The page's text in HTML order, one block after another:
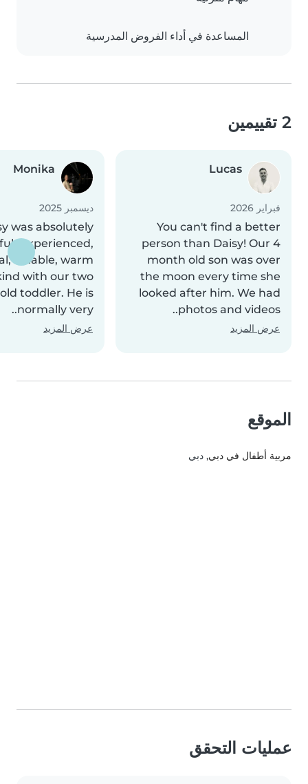
المساعدة في أداء الفروض المدرسية
2 تقييمين
Lucas
فبراير 2026
You can't find a better
person than Daisy! Our 4
month old son was over
the moon every time she
looked after him. We had
photos and videos..
عرض المزيد
Monika
ديسمبر 2025
was absolutely
experienced,
reliable, warm
with our two
toddler. He is
normally very..
عرض المزيد
الموقع
مربية أطفال في دبي, دبي
عمليات التحقق